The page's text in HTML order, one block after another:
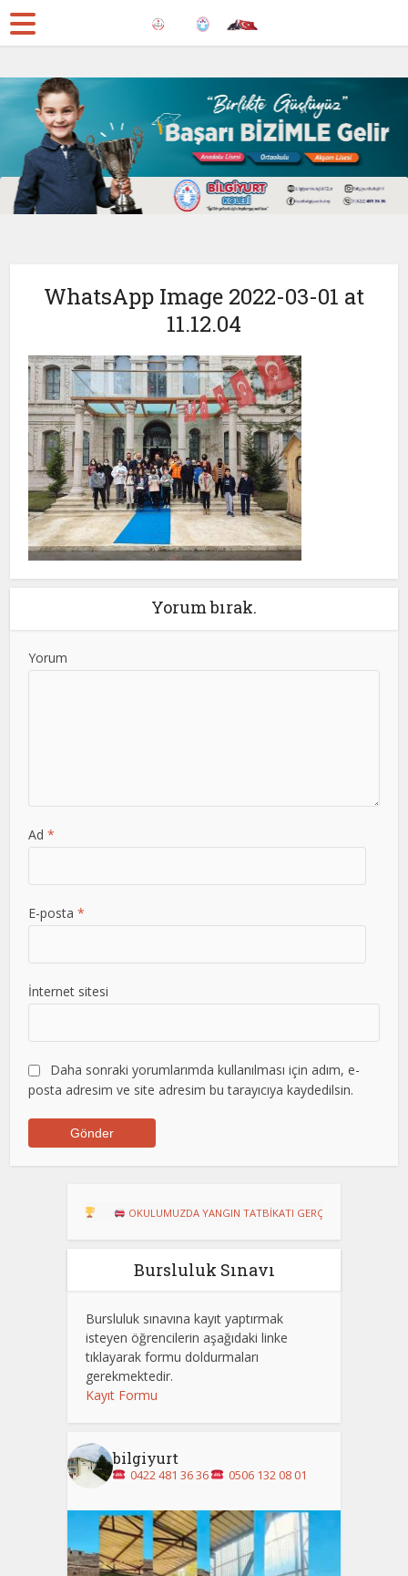
WhatsApp Image 2022-03-01 at
11.12.04
Yorum bırak.
Yorum
Ad*
E-posta*
İnternet sitesi
Daha sonraki yorumlarımda kullanılması için adım, e-
posta adresim ve site adresim bu tarayıcıya kaydedilsin.
OKULUMUZDA YANGIN TATBİKATI GERÇEKLEŞTİRİLDİ
Bursluluk Sınavı
Bursluluk sınavına kayıt yaptırmak
isteyen öğrencilerin aşağıdaki linke
tıklayarak formu doldurmaları
gerekmektedir.
Kayıt Formu
bilgiyurt
0422 481 36 36 0506 132 08 01